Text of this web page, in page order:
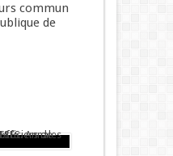
commun
de